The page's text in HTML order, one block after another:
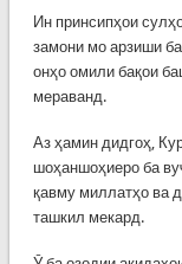
Ин принсипҳои
замони мо арзиши
онҳо омили бақои
мераванд.
Аз ҳамин дидгоҳ,
шоҳаншоҳиеро ба
қавму миллатҳо ва
ташкил мекард.